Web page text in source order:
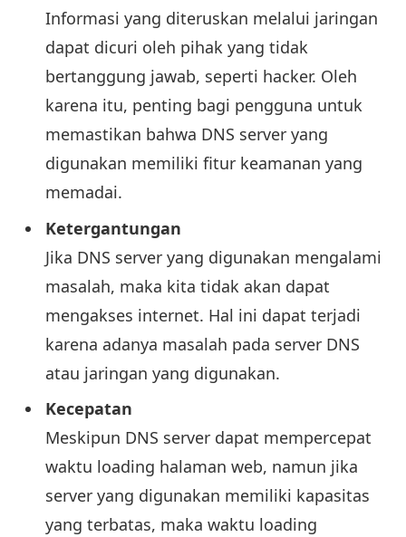
Informasi yang diteruskan melalui jaringan
dapat dicuri oleh pihak yang tidak
bertanggung jawab, seperti hacker. Oleh
karena itu, penting bagi pengguna untuk
memastikan bahwa DNS server yang
digunakan memiliki fitur keamanan yang
memadai.
Ketergantungan
Jika DNS server yang digunakan mengalami
masalah, maka kita tidak akan dapat
mengakses internet. Hal ini dapat terjadi
karena adanya masalah pada server DNS
atau jaringan yang digunakan.
Kecepatan
Meskipun DNS server dapat mempercepat
waktu loading halaman web, namun jika
server yang digunakan memiliki kapasitas
yang terbatas, maka waktu loading